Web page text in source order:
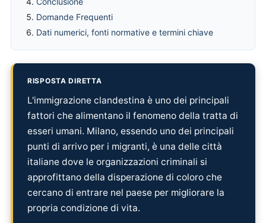
Domande Frequenti
Dati numerici, fonti normative e termini chiave
RISPOSTA DIRETTA
L'immigrazione clandestina è uno dei principali
fattori che alimentano il fenomeno della tratta di
esseri umani. Milano, essendo uno dei principali
punti di arrivo per i migranti, è una delle città
italiane dove le organizzazioni criminali si
approfittano della disperazione di coloro che
cercano di entrare nel paese per migliorare la
propria condizione di vita.